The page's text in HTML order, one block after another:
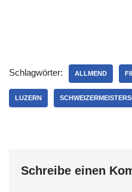
Schlagwörter: ALLMEND
LUZERN
Schreibe einen